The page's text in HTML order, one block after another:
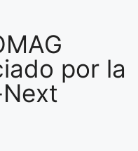
por la